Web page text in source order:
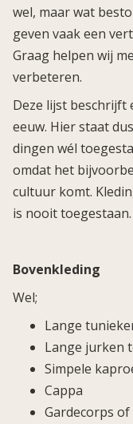
wel, maar wat
geven vaak een
Graag helpen wij
verbeteren.
Deze lijst beschrijft
eeuw. Hier staat
dingen wél
omdat het
cultuur komt.
is nooit toegestaan.
Bovenkleding
Wel;
Lange
Lange jurken
Simpele
Cappa
Gardecorps